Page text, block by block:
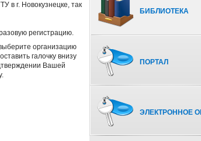
БИБЛИОТЕКА
ПОРТАЛ
ЭЛЕКТРОННОЕ
в г. Новокузнецке, так
регистрацию.
организацию
галочку внизу
Вашей